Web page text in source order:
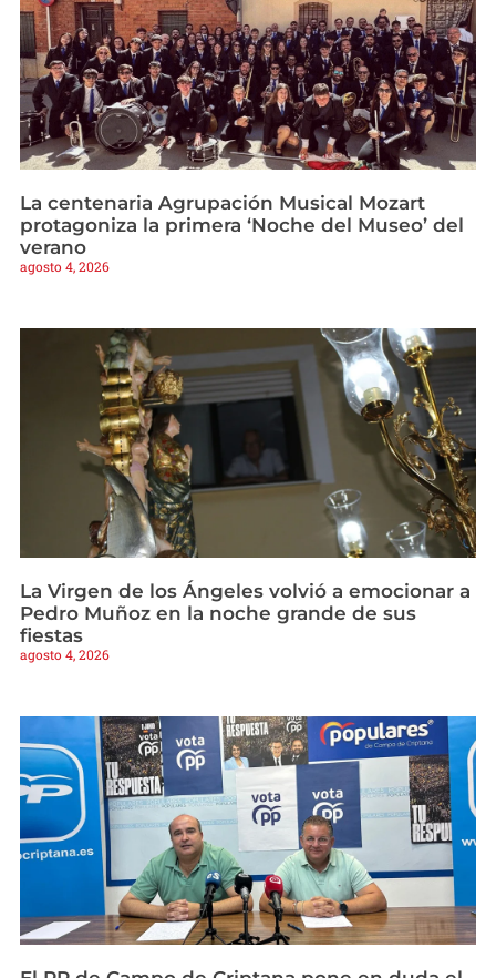
La centenaria Agrupación Musical Mozart
protagoniza la primera ‘Noche del Museo’ del
verano
agosto 4, 2026
La Virgen de los Ángeles volvió a emocionar a
Pedro Muñoz en la noche grande de sus
fiestas
agosto 4, 2026